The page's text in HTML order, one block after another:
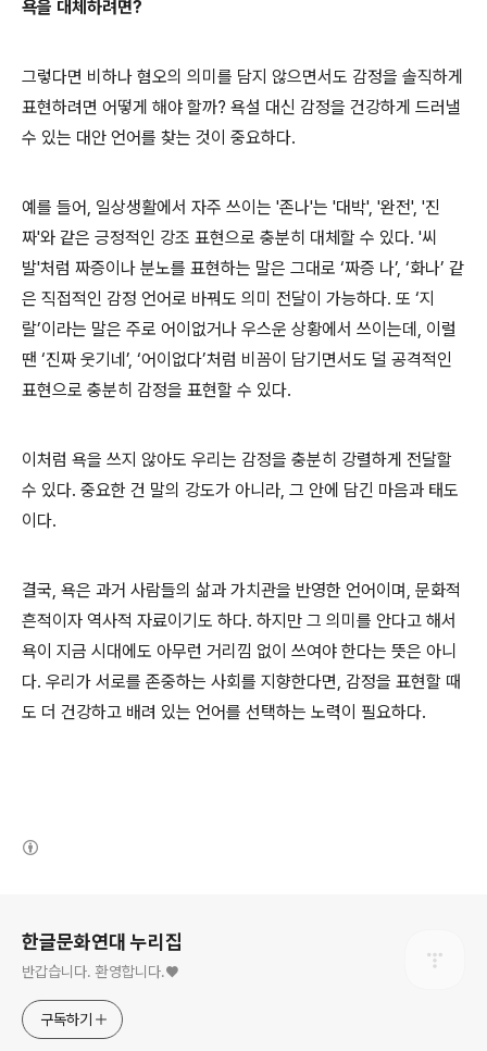
욕을 대체하려면?
그렇다면 비하나 혐오의 의미를 담지 않으면서도 감정을 솔직하게
표현하려면 어떻게 해야 할까? 욕설 대신 감정을 건강하게 드러낼
수 있는 대안 언어를 찾는 것이 중요하다.
예를 들어, 일상생활에서 자주 쓰이는 '존나'는 '대박', '완전', '진
짜'와 같은 긍정적인 강조 표현으로 충분히 대체할 수 있다. '씨
발'처럼 짜증이나 분노를 표현하는 말은 그대로 ‘짜증 나’, ‘화나’ 같
은 직접적인 감정 언어로 바꿔도 의미 전달이 가능하다. 또 ‘지
랄’이라는 말은 주로 어이없거나 우스운 상황에서 쓰이는데 , 이럴
땐 ‘진짜 웃기네 ’, ‘어이없다’처럼 비꼼이 담기면서도 덜 공격적인
표현으로 충분히 감정을 표현할 수 있다.
이처럼 욕을 쓰지 않아도 우리는 감정을 충분히 강렬하게 전달할
수 있다. 중요한 건 말의 강도가 아니라, 그 안에 담긴 마음과 태도
이다.
결국, 욕은 과거 사람들의 삶과 가치관을 반영한 언어이며, 문화적
흔적이자 역사적 자료이기도 하다. 하지만 그 의미를 안다고 해서
욕이 지금 시대에도 아무런 거리낌 없이 쓰여야 한다는 뜻은 아니
다. 우리가 서로를 존중하는 사회를 지향한다면, 감정을 표현할 때
도 더 건강하고 배려 있는 언어를 선택하는 노력이 필요하다.
한글문화연대 누리집
반갑습니다. 환영합니다.♥
구독하기